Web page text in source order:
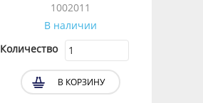
1002011
В наличии
Количество
В КОРЗИНУ